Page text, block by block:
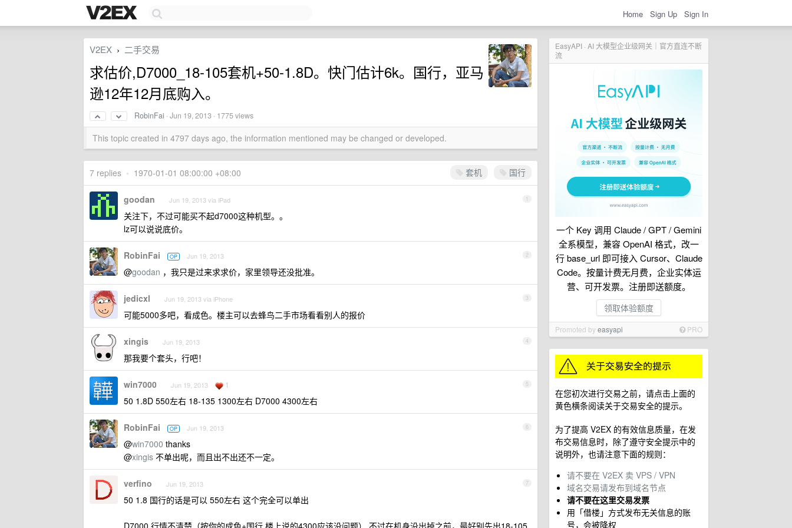
Home Sign Up Sign In
EasyAPI · AI 大模型企业级网关｜官方直连不断
流
一个 Key 调用 Claude / GPT / Gemini
全系模型，兼容 OpenAI 格式，改一
行 base_url 即可接入 Cursor、Claude
Code。按量计费无月费，企业实体运
营、可开发票。注册即送额度。
领取体验额度
Promoted byeasyapi PRO
在您初次进行交易之前，请点击上面的
黄色横条阅读关于交易安全的提示。
为了提高 V2EX 的有效信息质量，在发
布交易信息时，除了遵守安全提示中的
说明外，也请注意下面的规则：
请不要在 V2EX 卖 VPS / VPN
域名交易请发布到域名节点
请不要在这里交易发票
用「借楼」方式发布无关信息的账
号，会被降权
V2EX › 二手交易
求估价,D7000_18-105套机+50-1.8D。快门估计6k。国行，亚马
逊12年12月底购入。
RobinFai ·Jun 19, 2013 · 1775 views
This topic created in 4797 days ago, the information mentioned may be changed or developed.
套机 国行
7 replies • 1970-01-01 08:00:00 +08:00
1
goodan Jun 19, 2013 via iPad
关注下，不过可能买不起d7000这种机型。。
lz可以说说底价。
2
RobinFai OP Jun 19, 2013
@goodan ，我只是过来求求价，家里领导还没批准。
3
jedicxl Jun 19, 2013 via iPhone
可能5000多吧，看成色。楼主可以去蜂鸟二手市场看看别人的报价
4
xingis Jun 19, 2013
那我要个套头，行吧！
5
win7000 Jun 19, 2013 1
50 1.8D 550左右 18-135 1300左右 D7000 4300左右
6
RobinFai OP Jun 19, 2013
@win7000 thanks
@xingis 不单出呢，而且出不出还不一定。
7
verfino Jun 19, 2013
50 1.8 国行的话是可以 550左右 这个完全可以单出
D7000 行情不清楚（按你的成色+国行 楼上说的4300应该没问题） 不过在机身没出掉之前，最好别先出18-105